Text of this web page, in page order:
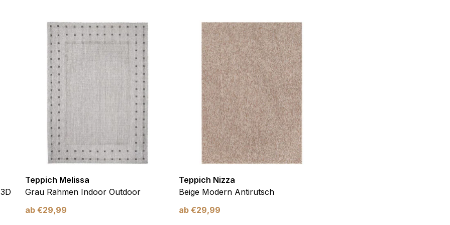
Teppich Melissa
Grau Rahmen Indoor Outdoor
ab €29,99
Teppich Nizza
Beige Modern Antirutsch
ab €29,99
Betreibern zu verstehen, wie sich verschiedene Benutzer auf der Website verhalten,
sammeln und melden.
verwendet, um Benutzer über Websites hinweg zu verfolgen. Das Ziel ist es, Anzeigen
Benutzer relevant und ansprechend sind und somit wertvoller für Herausgeber und
sind solche, die analysiert werden und noch keiner Kategorie zugeordnet wurden.
Meine Einstellungen speichern Alle akzeptieren